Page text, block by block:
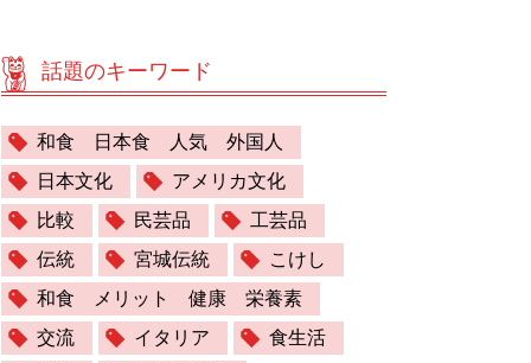
話題のキーワード
和食 日本食 人気 外国人
日本文化
アメリカ文化
比較
民芸品
工芸品
伝統
宮城伝統
こけし
和食 メリット 健康 栄養素
交流
イタリア
食生活